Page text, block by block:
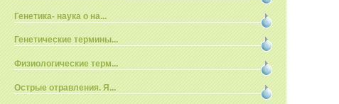
Генетика- наука о на...
Генетические термины...
Физиологические терм...
Острые отравления. Я...